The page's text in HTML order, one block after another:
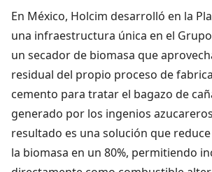
En México, Holcim desarrolló en la
una infraestructura única en el
un secador de biomasa que
residual del propio proceso de
cemento para tratar el bagazo de
generado por los ingenios
resultado es una solución que
la biomasa en un 80%, permitiendo